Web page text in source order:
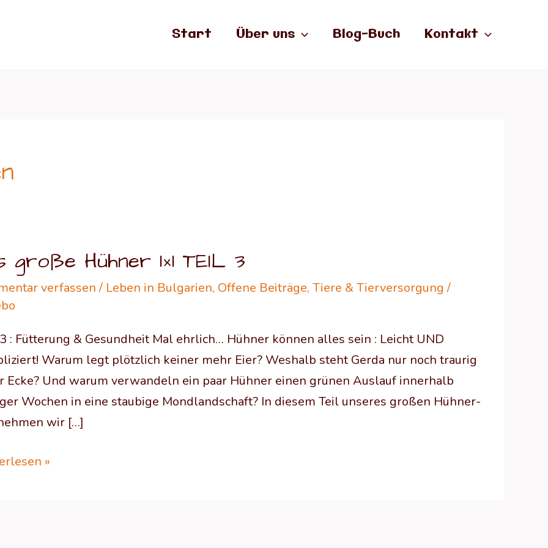
Start Über uns Blog-Buch Kontakt
große Hühner 1×1 TEIL 3
verfassen / Leben in Bulgarien, Offene Beiträge, Tiere & Tierversorgung /
: Fütterung & Gesundheit Mal ehrlich… Hühner können alles sein : Leicht UND
Warum legt plötzlich keiner mehr Eier? Weshalb steht Gerda nur noch traurig
Ecke? Und warum verwandeln ein paar Hühner einen grünen Auslauf innerhalb
Wochen in eine staubige Mondlandschaft? In diesem Teil unseres großen Hühner-
wir […]
»